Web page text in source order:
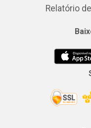
Relatório